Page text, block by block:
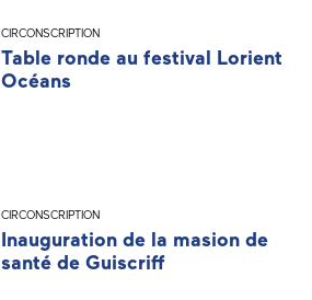
CIRCONSCRIPTION
Table ronde au festival Lorient
Océans
CIRCONSCRIPTION
Inauguration de la masion de
santé de Guiscriff